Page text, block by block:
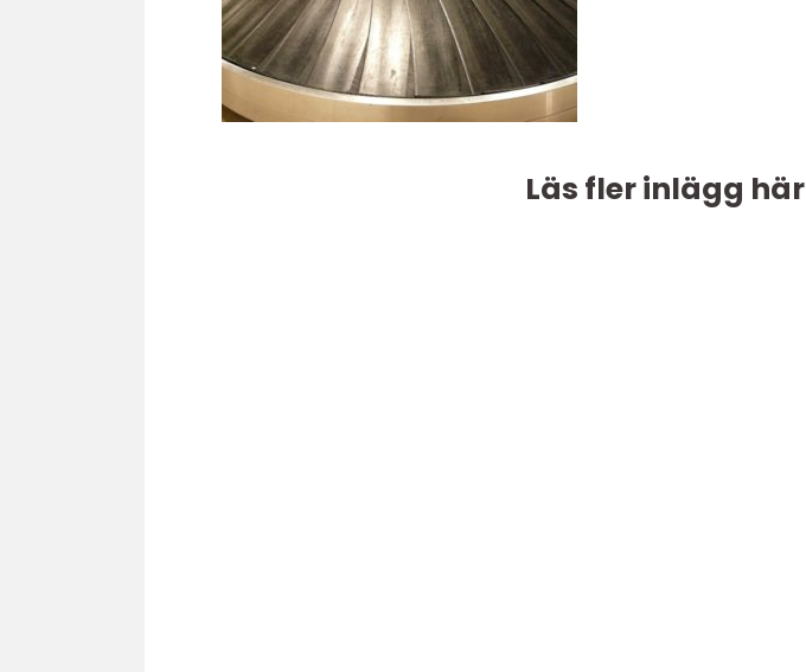
Läs fler inlägg här